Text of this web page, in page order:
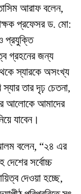
আরাফ বলেন,
প্রফেসর ড. মো:
প্রযুক্তি
গ্রহনের জন্য
স্যারকে অসংখ্য
তার দৃঢ় চেতনা,
আলোকে আমাদের
যাবেন।
আলম বলেন, “২৪ এর
দেশের সর্বোচ্চ
দেওয়া হচ্ছে,